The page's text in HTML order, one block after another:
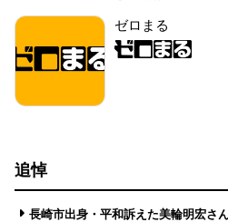
ゼロまる
追悼
長崎市出身・平和訴えた美輪明宏